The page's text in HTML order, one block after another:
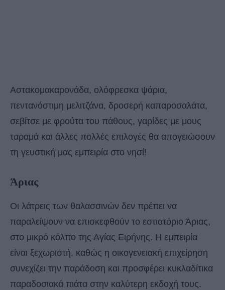
Αστακομακαρονάδα, ολόφρεσκα ψάρια,
πεντανόστιμη μελιτζάνα, δροσερή καπαροσαλάτα,
σεβίτσε με φρούτα του πάθους, γαρίδες με μους
ταραμά και άλλες πολλές επιλογές θα απογειώσουν
τη γευστική μας εμπειρία στο νησί!
Άριας
Οι λάτρεις των θαλασσινών δεν πρέπει να
παραλείψουν να επισκεφθούν το εστιατόριο Άριας,
στο μικρό κόλπο της Αγίας Ειρήνης. Η εμπειρία
είναι ξεχωριστή, καθώς η οικογενειακή επιχείρηση
συνεχίζει την παράδοση και προσφέρει κυκλαδίτικα
παραδοσιακά πιάτα στην καλύτερη εκδοχή τους.